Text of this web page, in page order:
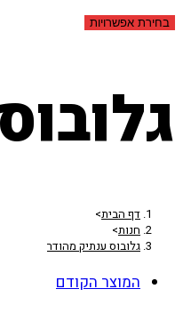
בחירת אפשרויות
דף הבית>
חנות>
גלובוס ענתיק מהודר
המוצר הקודם